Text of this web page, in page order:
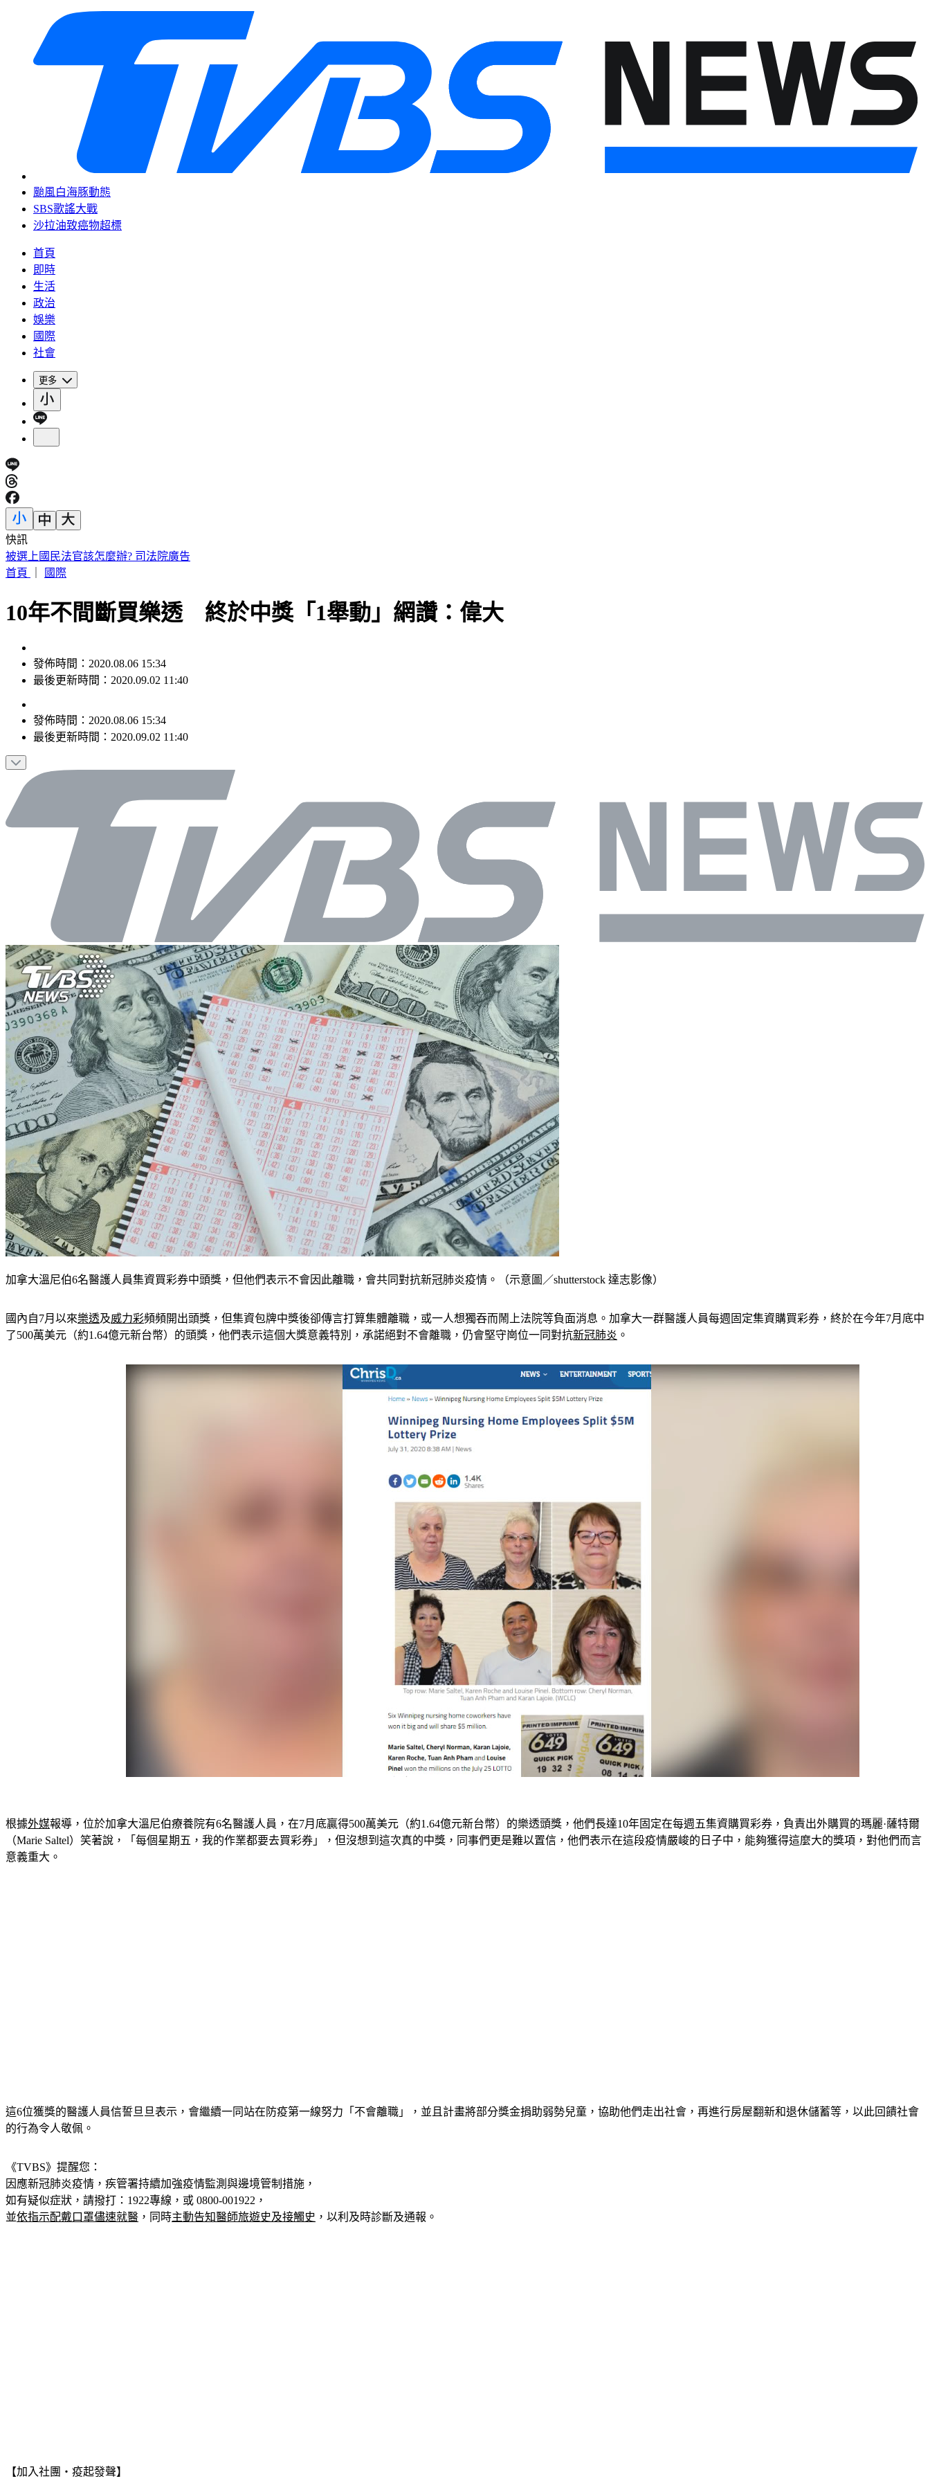
颱風白海豚動態
SBS歌謠大戰
沙拉油致癌物超標
首頁
即時
生活
政治
娛樂
國際
社會
更多
快訊
被選上國民法官該怎麼辦? 司法院廣告
首頁
國際
10年不間斷買樂透 終於中獎「1舉動」網讚：偉大
發佈時間：2020.08.06 15:34
最後更新時間：2020.09.02 11:40
發佈時間： 2020.08.06 15:34
最後更新時間： 2020.09.02 11:40
加拿大溫尼伯6名醫護人員集資買彩券中頭獎，但他們表示不會因此離職，會共同對抗新冠肺炎疫情。（示意圖／shutterstock 達志影像）
國內自7月以來樂透及威力彩頻頻開出頭獎，但集資包牌中獎後卻傳言打算集體離職，或一人想獨吞而鬧上法院等負面消息。加拿大一群醫護人員每週固定集資購買彩券，終於在今年7月底中
了500萬美元（約1.64億元新台幣）的頭獎，他們表示這個大獎意義特別，承諾絕對不會離職，仍會堅守崗位一同對抗新冠肺炎 。
根據外媒報導，位於加拿大溫尼伯療養院有6名醫護人員，在7月底贏得500萬美元（約1.64億元新台幣）的樂透頭獎，他們長達10年固定在每週五集資購買彩券，負責出外購買的瑪麗·薩特爾
（Marie Saltel）笑著說，「每個星期五，我的作業都要去買彩券」，但沒想到這次真的中獎，同事們更是難以置信，他們表示在這段疫情嚴峻的日子中，能夠獲得這麼大的獎項，對他們而言
意義重大。
這6位獲獎的醫護人員信誓旦旦表示，會繼續一同站在防疫第一線努力「不會離職」，並且計畫將部分獎金捐助弱勢兒童，協助他們走出社會，再進行房屋翻新和退休儲蓄等，以此回饋社會
的行為令人敬佩。
《TVBS》提醒您：
因應新冠肺炎疫情，疾管署持續加強疫情監測與邊境管制措施，
如有疑似症狀，請撥打：1922專線，或 0800-001922，
並依指示配戴口罩儘速就醫 ，同時主動告知醫師旅遊史及接觸史 ，以利及時診斷及通報。
【加入社團‧疫起發聲】